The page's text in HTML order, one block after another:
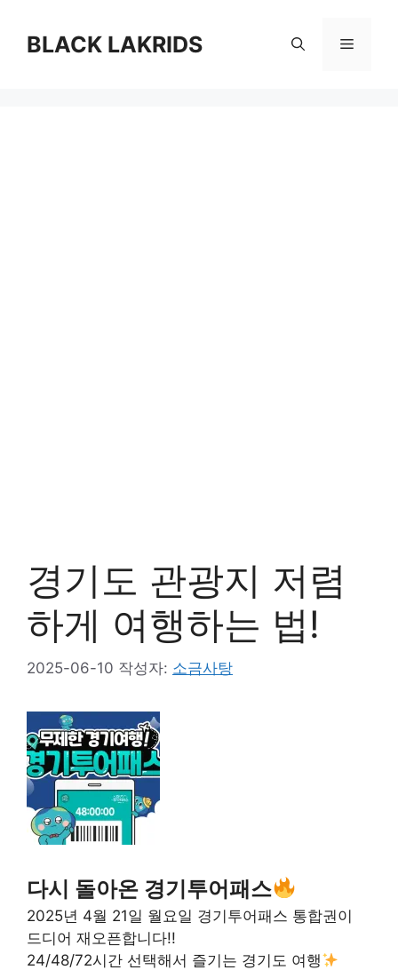
BLACK LAKRIDS 메
경기도 관광지 저렴
하게 여행하는 법!
2025-06-10 작성자: 소금사탕
다시 돌아온 경기투어패스
2025년 4월 21일 월요일 경기투어패스 통합권이
드디어 재오픈합니다!!
24/48/72시간 선택해서 즐기는 경기도 여행